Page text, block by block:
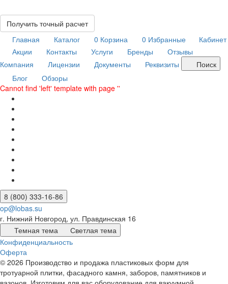
Получить точный расчет
Главная
Каталог 0 Корзина 0 Избранные
Кабинет
Акции
Контакты Услуги Бренды
Отзывы
Компания
Лицензии Документы Реквизиты
Поиск
Блог
Обзоры
Cannot find 'left' template with page ''
8 (800) 333-16-86
op@lobas.su
г. Нижний Новгород, ул. Правдинская 16
Темная тема
Светлая тема
Конфиденциальность
Оферта
© 2026 Производство и продажа пластиковых форм для
тротуарной плитки, фасадного камня, заборов, памятников и